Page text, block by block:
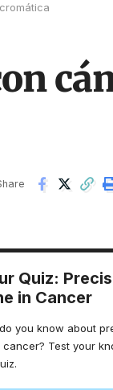
Quiz:
in Cancer
you know about
cancer? Test your